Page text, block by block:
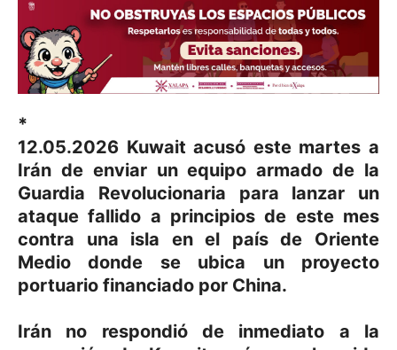
*
12.05.2026 Kuwait acusó este martes a
Irán de enviar un equipo armado de la
Guardia Revolucionaria para lanzar un
ataque fallido a principios de este mes
contra una isla en el país de Oriente
Medio donde se ubica un proyecto
portuario financiado por China.
Irán no respondió de inmediato a la